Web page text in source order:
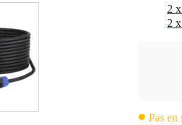
Pas en